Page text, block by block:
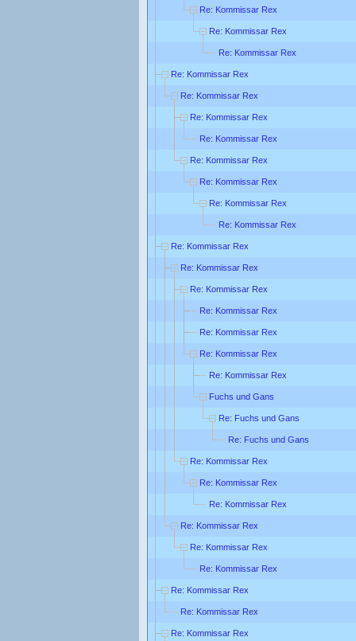
Re: Kommissar Rex
Re: Kommissar Rex
Re: Kommissar Rex
Re: Kommissar Rex
Re: Kommissar Rex
Re: Kommissar Rex
Re: Kommissar Rex
Re: Kommissar Rex
Re: Kommissar Rex
Re: Kommissar Rex
Re: Kommissar Rex
Re: Kommissar Rex
Re: Kommissar Rex
Re: Kommissar Rex
Re: Kommissar Rex
Re: Kommissar Rex
Re: Kommissar Rex
Re: Kommissar Rex
Fuchs und Gans
Re: Fuchs und Gans
Re: Fuchs und Gans
Re: Kommissar Rex
Re: Kommissar Rex
Re: Kommissar Rex
Re: Kommissar Rex
Re: Kommissar Rex
Re: Kommissar Rex
Re: Kommissar Rex
Re: Kommissar Rex
Re: Kommissar Rex